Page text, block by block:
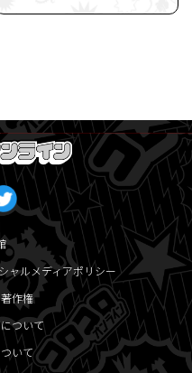
ャルメディアポリシー
作権
ついて
いて